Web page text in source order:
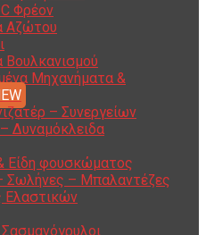
Φρέον
Αζώτου
Μηχανήματα &
– Συνεργείων
Δυναμόκλειδα
Είδη φουσκώματος
Σωλήνες – Μπαλαντέζες
Ελαστικών